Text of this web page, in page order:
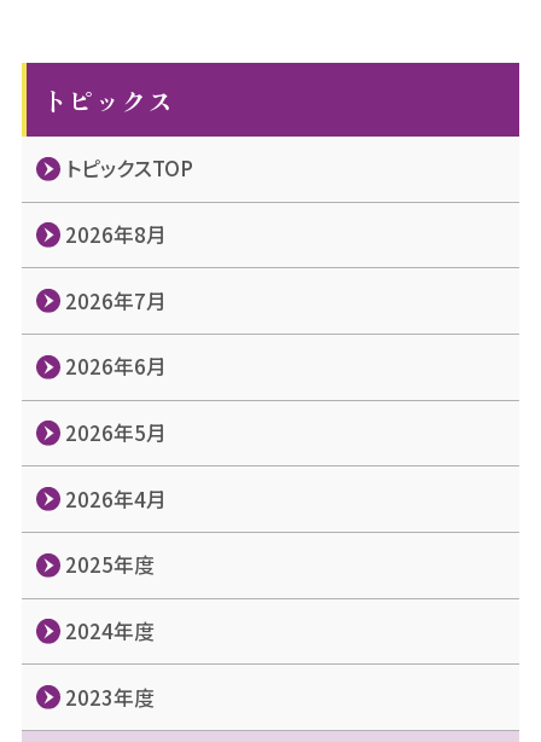
トピックス
トピックスTOP
2026年8月
2026年7月
2026年6月
2026年5月
2026年4月
2025年度
2024年度
2023年度